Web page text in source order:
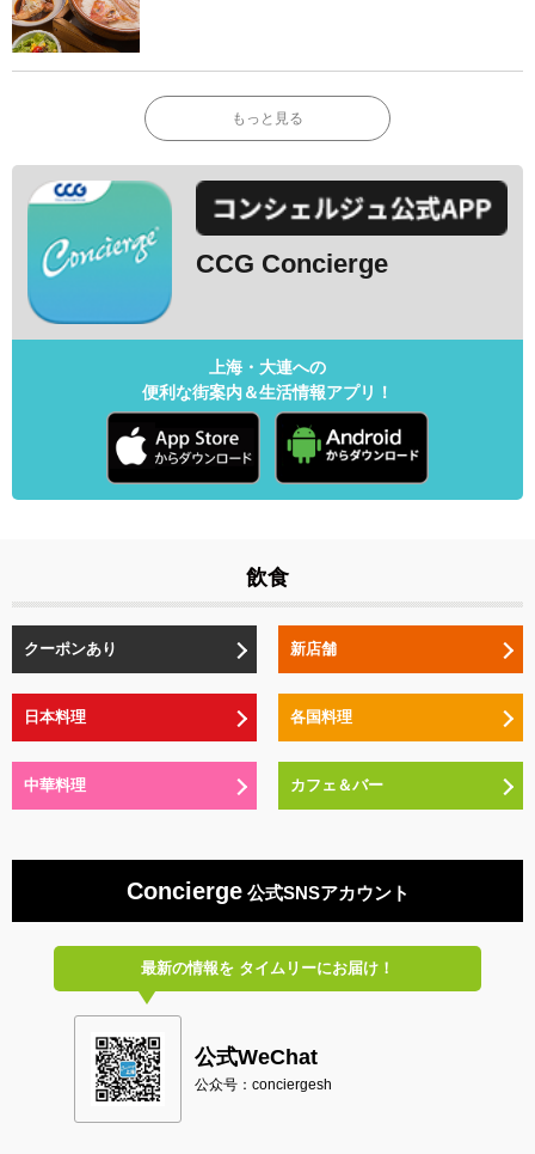
もっと見る
CCG Concierge
上海・大連への
便利な街案内＆生活情報アプリ！
飲食
クーポンあり 新店舗
日本料理 各国料理
中華料理 カフェ＆バー
Concierge公式SNSアカウント
最新の情報をタイムリーにお届け！
公式WeChat
公众号：conciergesh